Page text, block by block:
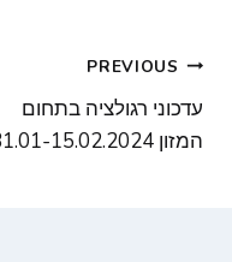
ניווט
PREVIOUS
עדכוני רגולציה בתחום
המזון 31.01-15.02.2024